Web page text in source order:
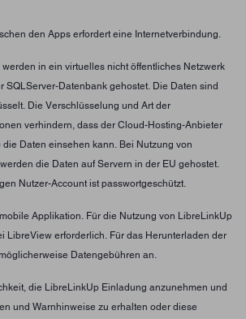
den Apps erfordert eine Internetverbindung.
in ein virtuelles nicht öffentliches Netzwerk
SQLServer-Datenbank gehostet. Die Daten sind
Die Verschlüsselung und Art der
verhindern, dass der Cloud-Hosting-Anbieter
Daten einsehen kann. Bei Nutzung von
die Daten auf Servern in der EU gehostet.
Nutzer-Account ist passwortgeschützt.
Applikation. Für die Nutzung von LibreLinkUp
LibreView erforderlich. Für das Herunterladen der
Datengebühren an.
die LibreLinkUp Einladung anzunehmen und
und Warnhinweise zu erhalten oder diese